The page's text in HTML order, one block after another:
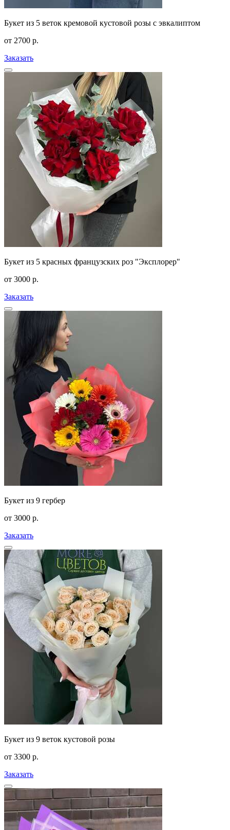
Букет из 5 веток кремовой кустовой розы с эвкалиптом
от 2700 р.
Заказать
Букет из 5 красных французских роз "Эксплорер"
от 3000 р.
Заказать
Букет из 9 гербер
от 3000 р.
Заказать
Букет из 9 веток кустовой розы
от 3300 р.
Заказать